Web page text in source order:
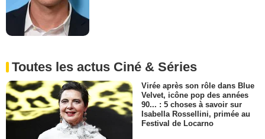
Toutes les actus Ciné & Séries
Virée après son rôle dans Blue
Velvet, icône pop des années
90... : 5 choses à savoir sur
Isabella Rossellini, primée au
Festival de Locarno